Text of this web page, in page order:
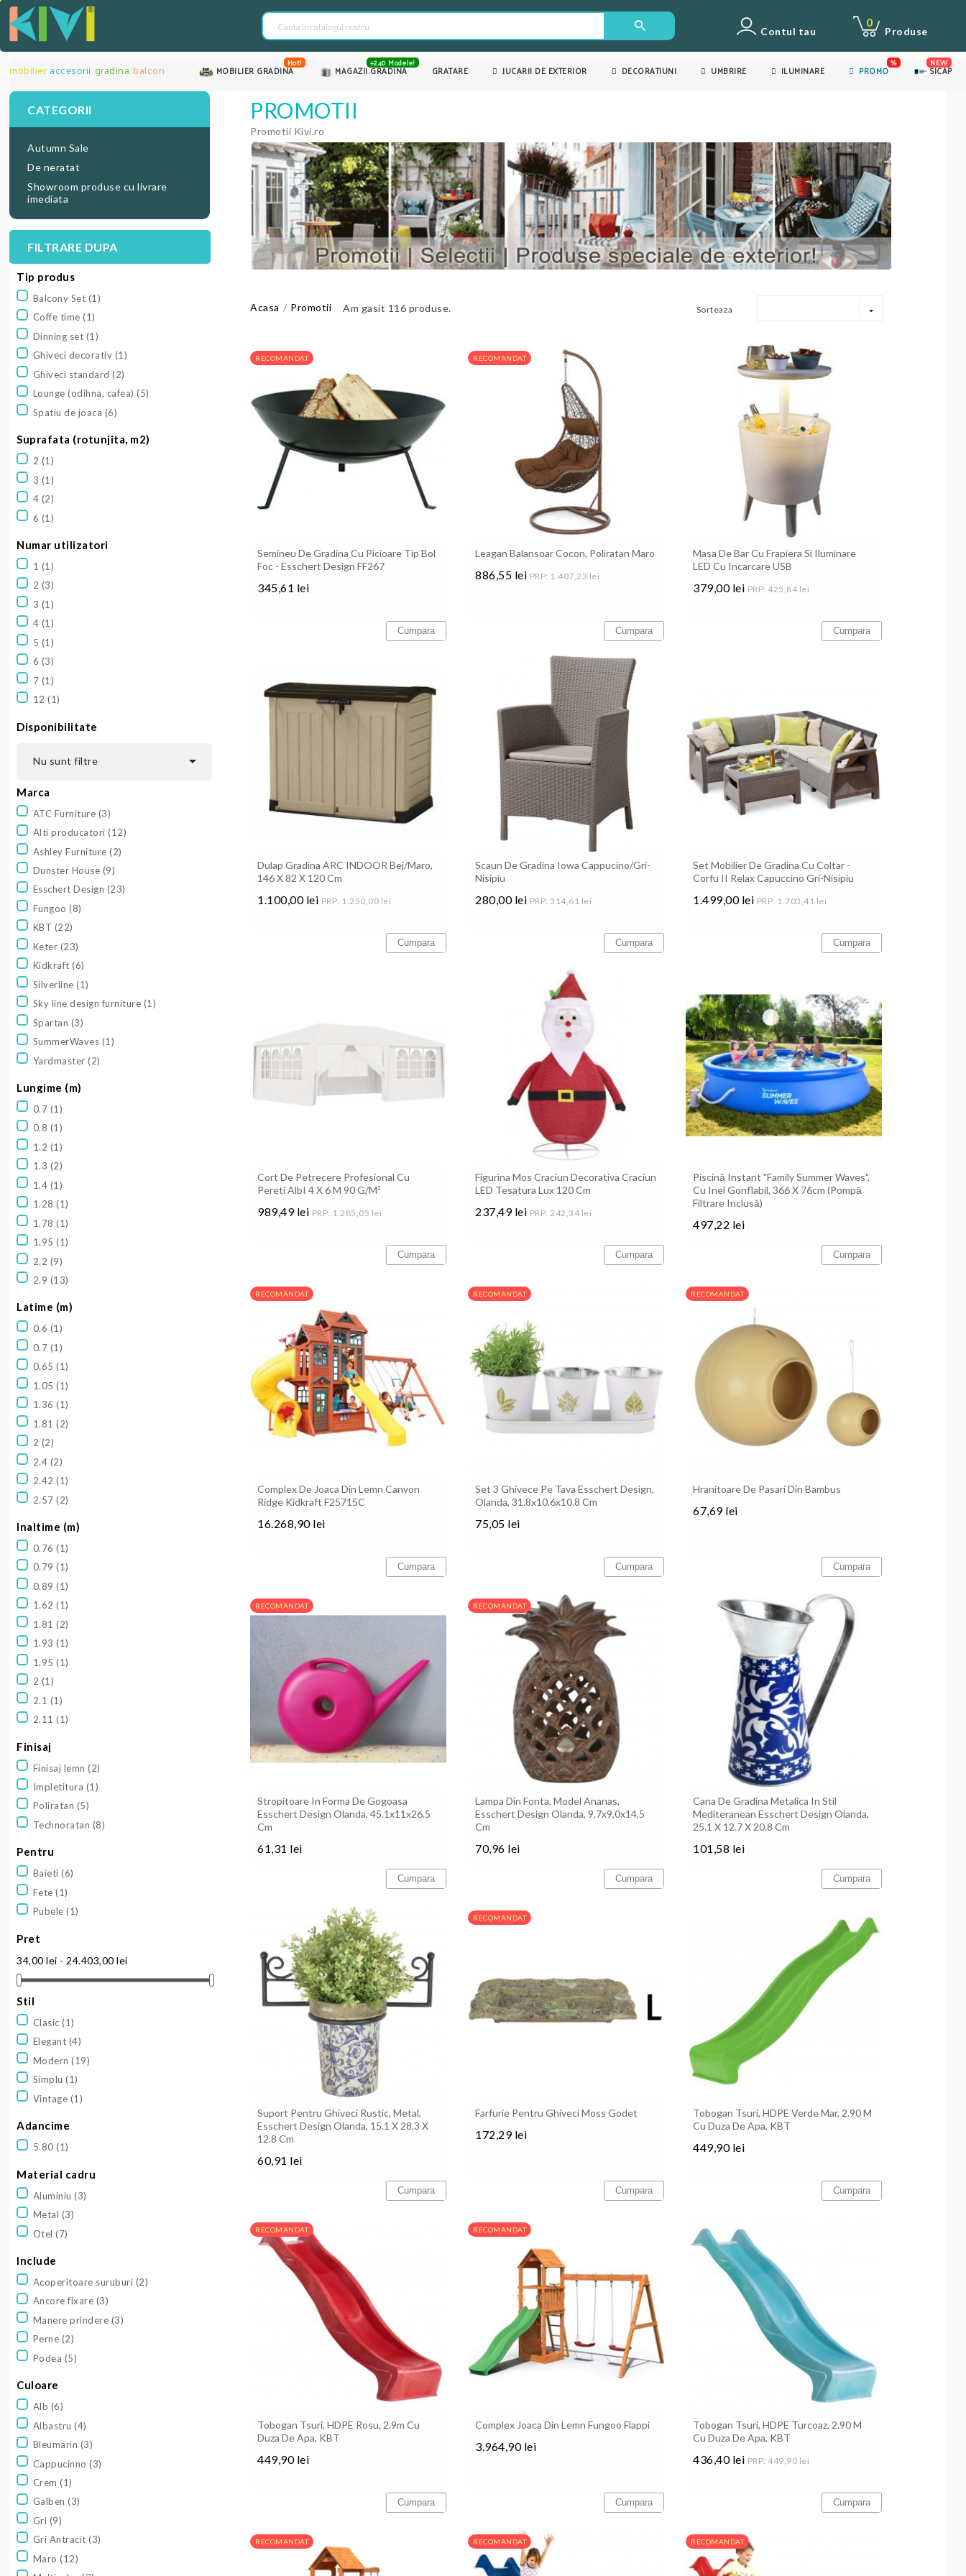
Contul tau Produse
0
mobilier accesorii gradina balcon MOBILIER GRADINA
Hot!
MAGAZII GRADINA
+240 Modele!
GRATARE JUCARII DE EXTERIOR DECORATIUNI UMBRIRE ILUMINARE PROMO
%
SICAP
NEW
CATEGORII
Autumn Sale
De neratat
Showroom produse cu livrare
imediata
FILTRARE DUPA
Tip produs
Balcony Set (1)
Coffe time(1)
Dinning set (1)
Ghiveci decorativ (1)
Ghiveci standard(2)
Lounge (odihna, cafea)(5)
Spatiu de joaca (6)
Suprafata (rotunjita, m2)
2 (1)
3 (1)
4 (2)
6 (1)
Numar utilizatori
1 (1)
2 (3)
3 (1)
4 (1)
5 (1)
6 (3)
7 (1)
12(1)
Disponibilitate
Nu sunt filtre 
Marca
ATC Furniture (3)
Alti producatori(12)
Ashley Furniture(2)
Dunster House (9)
Esschert Design (23)
Fungoo(8)
KBT (22)
Keter (23)
Kidkraft(6)
Silverline(1)
Sky line design furniture (1)
Spartan (3)
SummerWaves (1)
Yardmaster(2)
Lungime (m)
0.7 (1)
0.8 (1)
1.2 (1)
1.3 (2)
1.4 (1)
1.28(1)
1.78(1)
1.95(1)
2.2 (9)
2.9 (13)
Latime (m)
0.6 (1)
0.7 (1)
0.65(1)
1.05(1)
1.36(1)
1.81(2)
2 (2)
2.4 (2)
2.42(1)
2.57(2)
Inaltime (m)
0.76(1)
0.79(1)
0.89(1)
1.62(1)
1.81(2)
1.93(1)
1.95(1)
2 (1)
2.1 (1)
2.11(1)
Finisaj
Finisaj lemn(2)
Impletitura (1)
Poliratan (5)
Technoratan (8)
Pentru
Baieti(6)
Fete(1)
Pubele(1)
Pret
34,00 lei - 24.403,00 lei
Stil
Clasic(1)
Elegant (4)
Modern(19)
Simplu(1)
Vintage (1)
Adancime
5.80(1)
Material cadru
Aluminiu(3)
Metal (3)
Otel(7)
Include
Acoperitoare suruburi (2)
Ancore fixare (3)
Manere prindere (3)
Perne (2)
Podea (5)
Culoare
Alb (6)
Albastru(4)
Bleumarin (3)
Cappucinno(3)
Crem(1)
Galben(3)
Gri (9)
Gri Antracit(3)
Maro(12)
PROMOTII
Promotii Kivi.ro
Acasa Promotii Am gasit 116 produse. Sorteaza
RECOMANDAT
Semineu De Gradina Cu Picioare Tip Bol
Foc - Esschert Design FF267
345,61 lei
Cumpara
RECOMANDAT
Leagan Balansoar Cocon, Poliratan Maro
886,55 lei PRP: 1.407,23 lei
Cumpara
Masa De Bar Cu Frapiera Si Iluminare
LED Cu Incarcare USB
379,00 lei PRP: 425,84 lei
Cumpara
Dulap Gradina ARC INDOOR Bej/Maro,
146 X 82 X 120 Cm
1.100,00 lei PRP: 1.250,00 lei
Cumpara
Scaun De Gradina Iowa Cappucino/Gri-
Nisipiu
280,00 lei PRP: 314,61 lei
Cumpara
Set Mobilier De Gradina Cu Coltar -
Corfu II Relax Capuccino Gri-Nisipiu
1.499,00 lei PRP: 1.703,41 lei
Cumpara
Cort De Petrecere Profesional Cu
Pereti AlbI 4 X 6 M 90 G/m²
989,49 lei PRP: 1.285,05 lei
Cumpara
Figurina Mos Craciun Decorativa Craciun
LED Tesatura Lux 120 Cm
237,49 lei PRP: 242,34 lei
Cumpara
Piscină Instant "Family Summer Waves",
Cu Inel Gonflabil, 366 X 76cm (pompă
Filtrare Inclusă)
497,22 lei
Cumpara
RECOMANDAT
Complex De Joaca Din Lemn Canyon
Ridge Kidkraft F25715C
16.268,90 lei
Cumpara
RECOMANDAT
Set 3 Ghivece Pe Tava Esschert Design,
Olanda, 31.8x10.6x10.8 Cm
75,05 lei
Cumpara
RECOMANDAT
Hranitoare De Pasari Din Bambus
67,69 lei
Cumpara
RECOMANDAT
Stropitoare In Forma De Gogoasa
Esschert Design Olanda, 45.1x11x26.5
Cm
61,31 lei
Cumpara
RECOMANDAT
Lampa Din Fonta, Model Ananas,
Esschert Design Olanda, 9,7x9,0x14,5
Cm
70,96 lei
Cumpara
Cana De Gradina Metalica In Stil
Mediteranean Esschert Design Olanda,
25.1 X 12.7 X 20.8 Cm
101,58 lei
Cumpara
Suport Pentru Ghiveci Rustic, Metal,
Esschert Design Olanda, 15.1 X 28.3 X
12.8 Cm
60,91 lei
Cumpara
RECOMANDAT
Farfurie Pentru Ghiveci Moss Godet
172,29 lei
Cumpara
Tobogan Tsuri, HDPE Verde Mar, 2.90 M
Cu Duza De Apa, KBT
449,90 lei
Cumpara
RECOMANDAT
Tobogan Tsuri, HDPE Rosu, 2.9m Cu
Duza De Apa, KBT
449,90 lei
Cumpara
RECOMANDAT
Complex Joaca Din Lemn Fungoo Flappi
3.964,90 lei
Cumpara
Tobogan Tsuri, HDPE Turcoaz, 2.90 M
Cu Duza De Apa, KBT
436,40 lei PRP: 449,90 lei
Cumpara
RECOMANDAT RECOMANDAT RECOMANDAT